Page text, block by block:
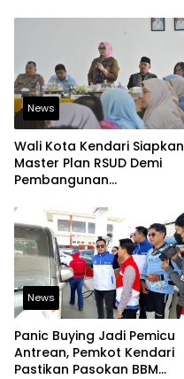
News
Wali Kota Kendari Siapkan
Master Plan RSUD Demi
Pembangunan
News
Panic Buying Jadi Pemicu
Antrean, Pemkot Kendari
Pastikan Pasokan BBM